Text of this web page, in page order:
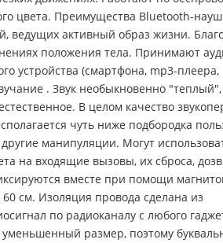
цвета. Преимущества Bluetooth-
ведущих активный образ жизни.
положения тела. Принимают
устройства (смартфона, mp3-плеера,
. Звук необыкновенно "теплый",
В целом качество
чуть ниже подбородка
манипуляции. Могут
на входящие вызовы, их сброса,
вместе при помощи
см. Изоляция провода сделана из
по радиоканалу с любого
размер, поэтому